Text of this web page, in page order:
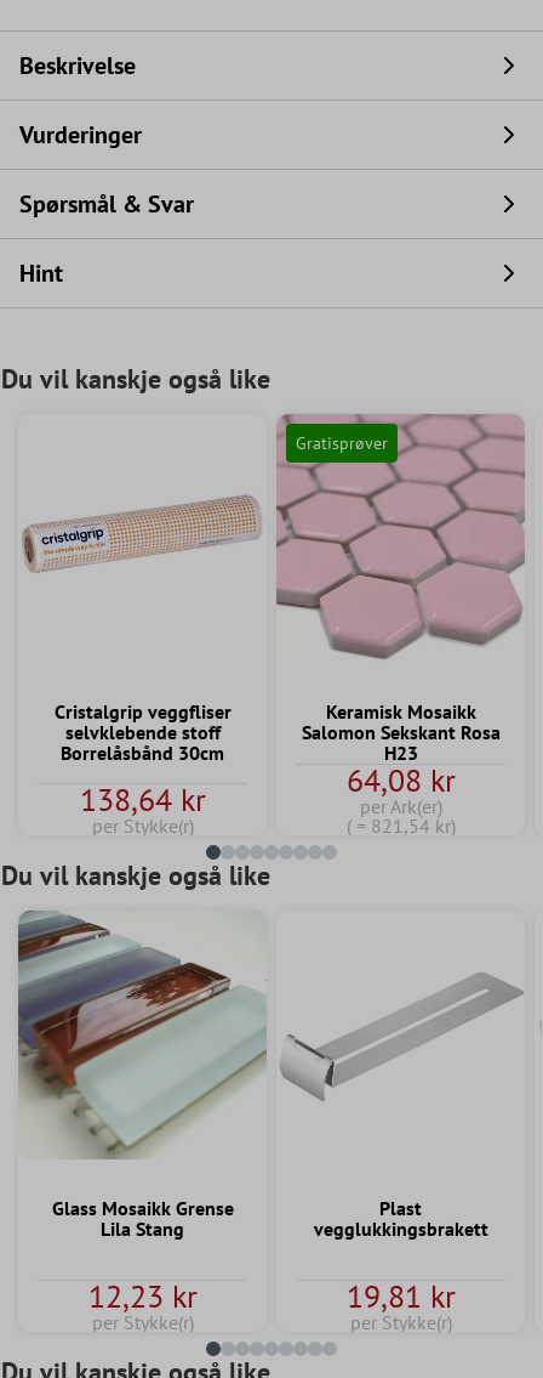
Beskrivelse
Vurderinger
Spørsmål & Svar
Hint
Du vil kanskje også like
Cristalgrip veggfliser
selvklebende stoff
Borrelåsbånd 30cm
138,64 kr
per Stykke(r)
Gratisprøver
Keramisk Mosaikk
Salomon Sekskant Rosa
H23
64,08 kr
per Ark(er)
( = 821,54 kr)
Du vil kanskje også like
Glass Mosaikk Grense
Lila Stang
12,23 kr
per Stykke(r)
Plast
vegglukkingsbrakett
19,81 kr
per Stykke(r)